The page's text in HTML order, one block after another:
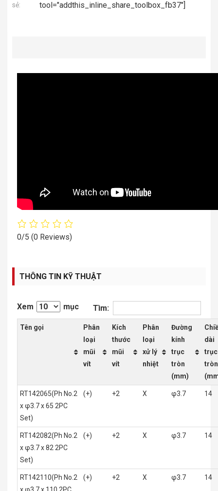
sẻ:
tool="addthis_inline_share_toolbox_fb37"]
0/5 (0 Reviews)
THÔNG TIN KỸ THUẬT
Xem mục Tìm:
Tên gọi
Phân
loại
mũi
vít
Kích
thước
mũi
vít
Phân
loại
xử lý
nhiệt
Đường
kính
trục
tròn
(mm)
dài
trục
tròn
RT142065(Ph No.2
x φ3.7 x 65 2PC
Set)
(+) +2 X φ3.7 14
RT142082(Ph No.2
x φ3.7 x 82 2PC
Set)
(+) +2 X φ3.7 14
RT142110(Ph No.2
(+) +2 X φ3.7 14